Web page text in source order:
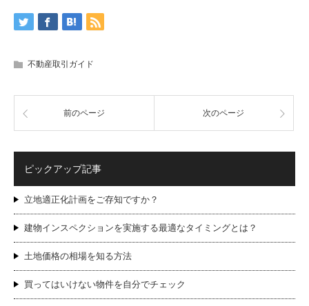
不動産取引ガイド
前のページ 次のページ
ピックアップ記事
立地適正化計画をご存知ですか？
建物インスペクションを実施する最適なタイミングとは？
土地価格の相場を知る方法
買ってはいけない物件を自分でチェック